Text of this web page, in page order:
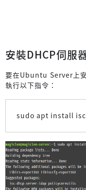
安裝DHCP伺服
要在Ubuntu Server上
執行以下指令：
sudo apt install